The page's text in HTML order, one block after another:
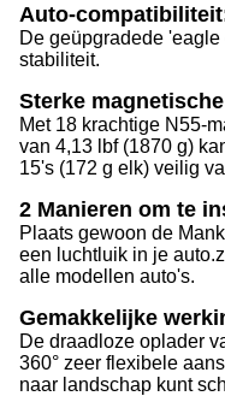
Auto-
De geüpgradede
stabiliteit.
Sterke
Met 18 krachtige N55-
van 4,13 lbf (1870 g)
15's (172 g elk) veilig
2 Manieren om te
Plaats gewoon de
een luchtluik in je
alle modellen auto's.
Gemakkelijke
De draadloze oplader
360° zeer flexibele
naar landschap kunt